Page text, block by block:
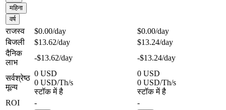
महिना
वर्ष
राजस्व $0.00/day $0.00/day
बिजली
$13.62/day $13.24/day
दैनिक
लाभ
-$13.62/day -$13.24/day
सर्वश्रेष्ठ
मूल्य
0 USD
0 USD/Th/s
स्टॉक में है
0 USD
0 USD/Th/s
स्टॉक में है
ROI
-
-